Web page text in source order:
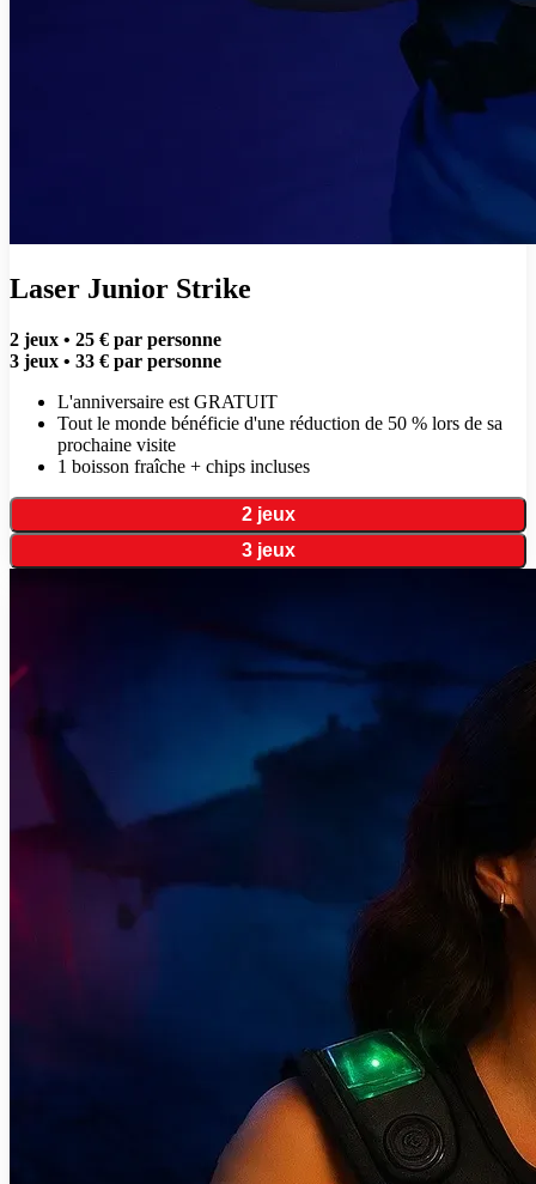
Laser Junior Strike
2 jeux • 25 € par personne
3 jeux • 33 € par personne
L'anniversaire est GRATUIT
Tout le monde bénéficie d'une réduction de 50 % lors de sa
prochaine visite
1 boisson fraîche + chips incluses
2 jeux
3 jeux